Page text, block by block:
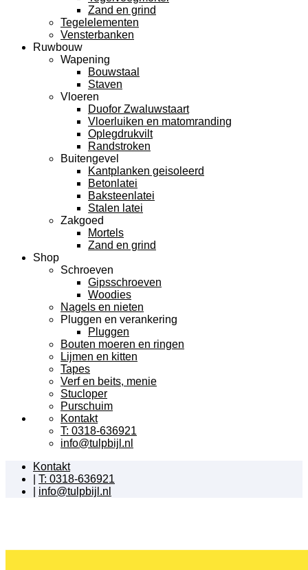
Zand en grind
Tegelelementen
Vensterbanken
Ruwbouw
Wapening
Bouwstaal
Staven
Vloeren
Duofor Zwaluwstaart
Vloerluiken en matomranding
Oplegdrukvilt
Randstroken
Buitengevel
Kantplanken geisoleerd
Betonlatei
Baksteenlatei
Stalen latei
Zakgoed
Mortels
Zand en grind
Shop
Schroeven
Gipsschroeven
Woodies
Nagels en nieten
Pluggen en verankering
Pluggen
Bouten moeren en ringen
Lijmen en kitten
Tapes
Verf en beits, menie
Stucloper
Purschuim
Kontakt
T: 0318-636921
info@tulpbijl.nl
Kontakt
T: 0318-636921
info@tulpbijl.nl